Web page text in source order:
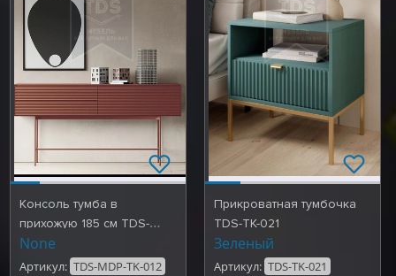
Консоль тумба в
прихожую 185 см TDS-
MDP-TK-012
None
Артикул: TDS-MDP-TK-012
Прикроватная тумбочка
TDS-TK-021
Зеленый
Артикул: TDS-TK-021